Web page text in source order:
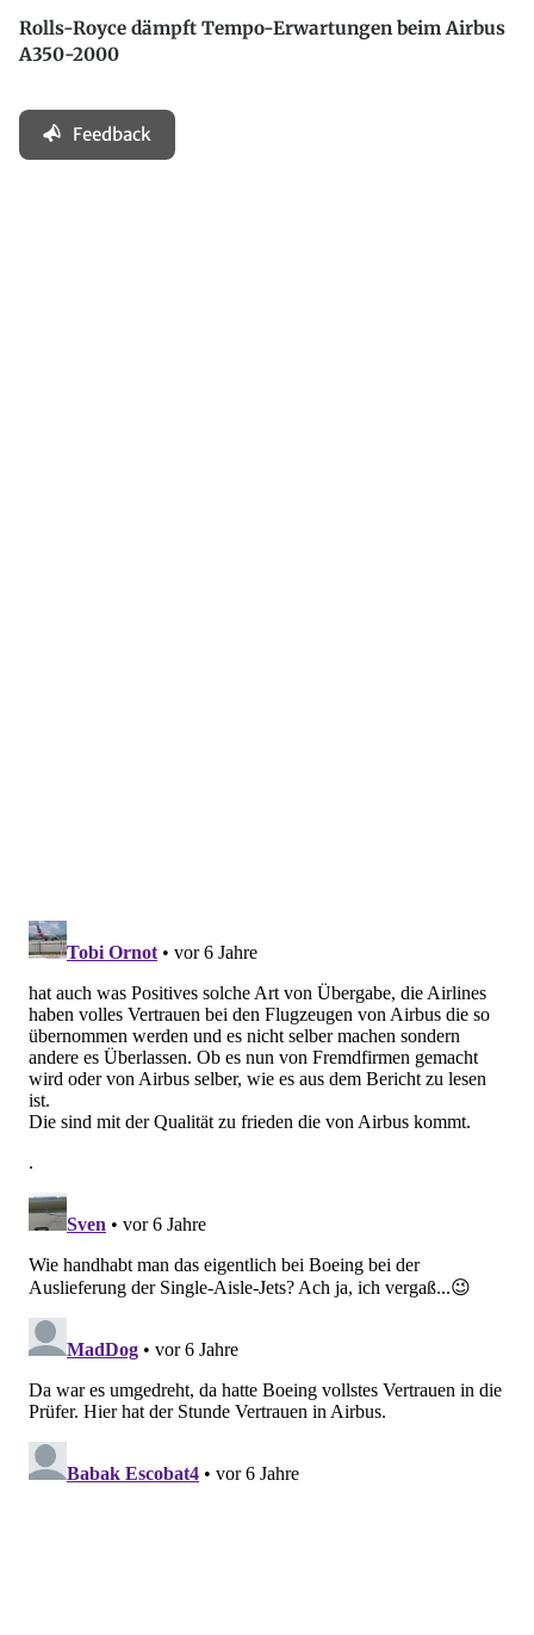
Rolls-Royce dämpft Tempo-Erwartungen beim Airbus
A350-2000
Feedback